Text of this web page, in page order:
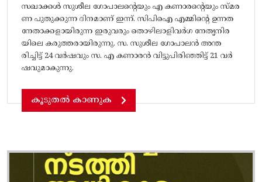
സഖാക്കൾ സുശീല ഗോപാലന്റെയും എ കണാരന്റെയും സ്മര
ണ പുതുക്കുന്ന ദിനമാണ് ഇന്ന്. സിപിഐ എമ്മിന്റെ ഉന്നത
നേതാക്കളായിരുന്ന ഇരുവരും തൊഴിലാളിവർഗ നേതൃനിര
യിലെ കരുത്തരായിരുന്നു. സ. സുശീല ഗോപാലൻ അന്ത
രിച്ചിട്ട് 24 വർഷവും സ. എ കണാരൻ വിട്ടുപിരിഞ്ഞിട്ട് 21 വർ
ഷവുമാകുന്നു.
കൂടുതൽ കാണുക